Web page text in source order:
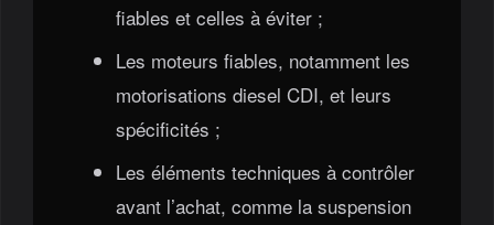
fiables et celles à éviter ;
Les moteurs fiables, notamment les
motorisations diesel CDI, et leurs
spécificités ;
Les éléments techniques à contrôler
avant l’achat, comme la suspension